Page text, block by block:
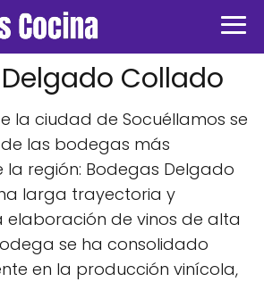
Collado
la ciudad de Socuéllamos se
las bodegas más
región: Bodegas Delgado
larga trayectoria y
elaboración de vinos de alta
se ha consolidado
en la producción vinícola,